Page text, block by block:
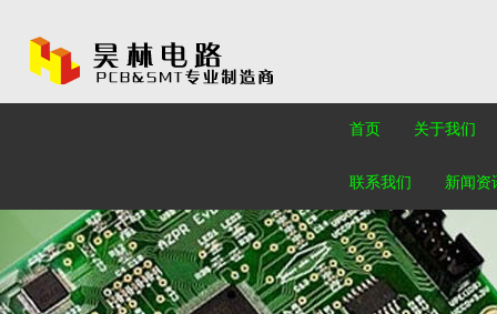
首页 关于我们
联系我们 新闻资